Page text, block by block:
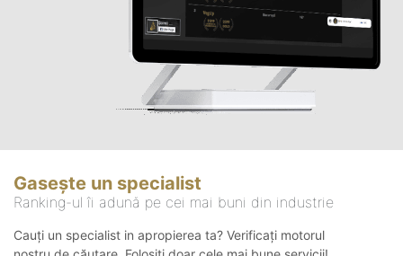
Gasește un specialist
Ranking-ul îi adună pe cei mai buni din industrie
Cauți un specialist in apropierea ta? Verificați motorul